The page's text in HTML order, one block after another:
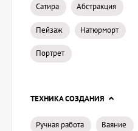
Сатира Абстракция
Пейзаж Натюрморт
Портрет
ТЕХНИКА СОЗДАНИЯ
Ручная работа Ваяние